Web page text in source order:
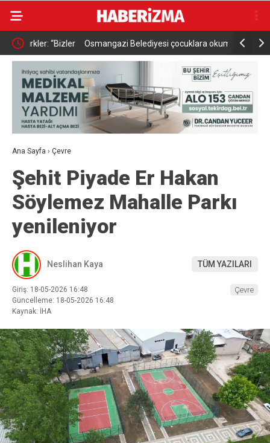
Osmangazi Belediyesi çocuklara okuma kültürü
kazandırıyor topluyor
Ana Sayfa › Çevre
Şehit Piyade Er Hakan
Söylemez Mahalle Parkı
yenileniyor
Neslihan Kaya TÜM YAZILARI
Giriş: 18-05-2026 16:48
Güncelleme: 18-05-2026 16:48
Kaynak: İHA
Çevre